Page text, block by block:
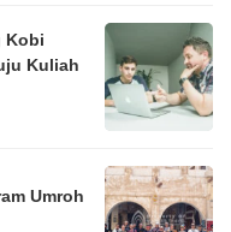
Kobi
Kuliah
Umroh